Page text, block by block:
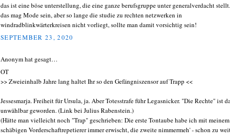
das ist eine böse unterstellung, die eine ganze berufsgruppe unter generalverdacht stellt.
das mag Mode sein, aber so lange die studie zu rechten netzwerken in
windradblinkwärterkreisen nicht vorliegt, sollte man damit vorsichtig sein!
SEPTEMBER 23, 2020
Anonym hat gesagt…
OT
>> Zweieinhalb Jahre lang haltet Ihr so den Gefängniszensor auf Trapp <<
Jessesmarja. Freiheit für Ursula, ja. Aber Totesstrafe führ Legasnicker. "Die Rechte" ist
unwählbar geworden. (Link bei Julius Rabenstein.)
(Hätte man vielleicht noch "Trap" geschrieben: Die erste Tontaube habe ich mit meinem
schäbigen Vorderschaftrepetierer immer erwischt, die zweite nimmermeh' - schon zu